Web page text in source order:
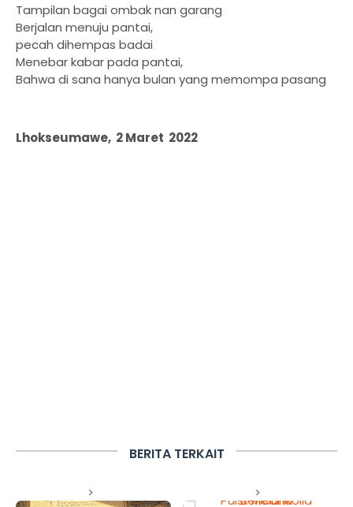
Tampilan bagai ombak nan garang
Berjalan menuju pantai,
pecah dihempas badai
Menebar kabar pada pantai,
Bahwa di sana hanya bulan yang memompa pasang
Lhokseumawe, 2 Maret 2022
BERITA TERKAIT